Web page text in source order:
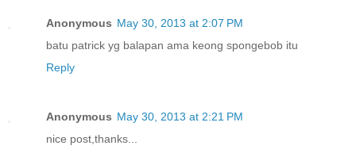
Anonymous May 30, 2013 at 2:07 PM
batu patrick yg balapan ama keong spongebob itu
Reply
Anonymous May 30, 2013 at 2:21 PM
nice post,thanks...